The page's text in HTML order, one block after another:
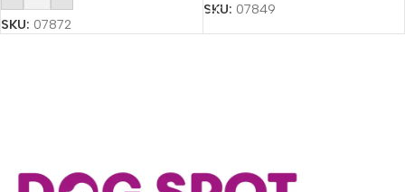
SKU: 07872
SKU: 07849